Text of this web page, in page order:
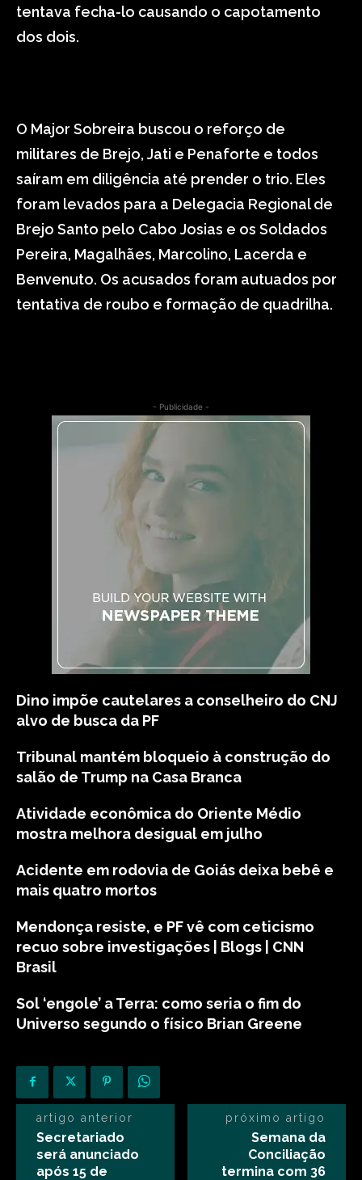
tentava fecha-lo causando o capotamento
dos dois.
O Major Sobreira buscou o reforço de
militares de Brejo, Jati e Penaforte e todos
saíram em diligência até prender o trio. Eles
foram levados para a Delegacia Regional de
Brejo Santo pelo Cabo Josias e os Soldados
Pereira, Magalhães, Marcolino, Lacerda e
Benvenuto. Os acusados foram autuados por
tentativa de roubo e formação de quadrilha.
- Publicidade -
Dino impõe cautelares a conselheiro do CNJ
alvo de busca da PF
Tribunal mantém bloqueio à construção do
salão de Trump na Casa Branca
Atividade econômica do Oriente Médio
mostra melhora desigual em julho
Acidente em rodovia de Goiás deixa bebê e
mais quatro mortos
Mendonça resiste, e PF vê com ceticismo
recuo sobre investigações | Blogs | CNN
Brasil
Sol ‘engole’ a Terra: como seria o fim do
Universo segundo o físico Brian Greene
artigo anterior
Secretariado
será anunciado
após 15 de
próximo artigo
Semana da
Conciliação
termina com 36